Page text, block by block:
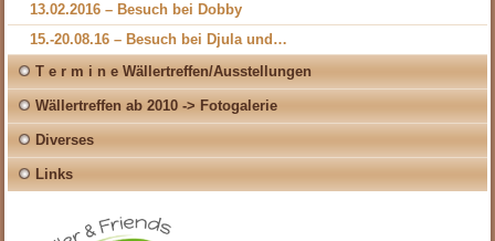
13.02.2016 – Besuch bei Dobby
15.-20.08.16 – Besuch bei Djula und…
T e r m i n e Wällertreffen/Ausstellungen
Wällertreffen ab 2010 -> Fotogalerie
Diverses
Links